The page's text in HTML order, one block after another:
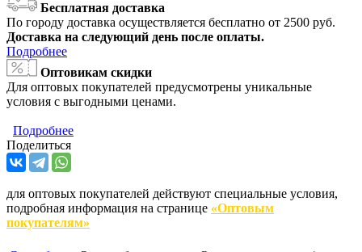
Бесплатная доставка
По городу доставка осуществляется бесплатно от 2500 руб.
Доставка на следующий день после оплаты.
Подробнее
Оптовикам скидки
Для оптовых покупателей предусмотрены уникальные
условия с выгодными ценами.
Подробнее
Поделиться
для оптовых покупателей действуют специальные условия,
подробная информация на странице «Оптовым
покупателям»